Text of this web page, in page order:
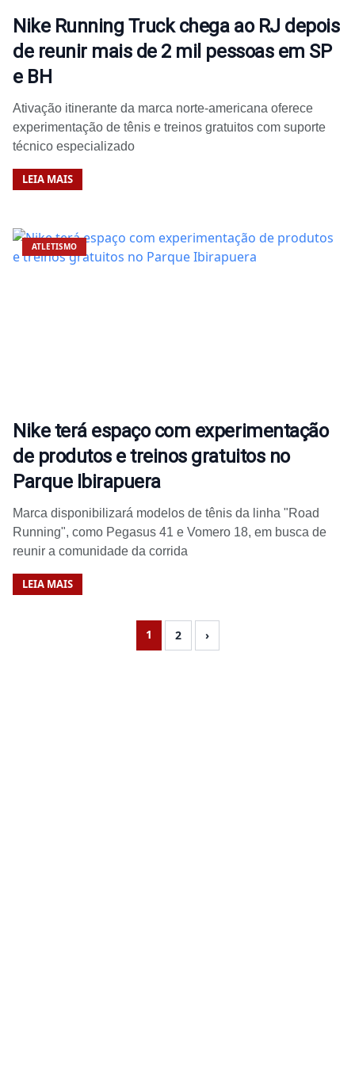
Nike Running Truck chega ao RJ depois
de reunir mais de 2 mil pessoas em SP
e BH
Ativação itinerante da marca norte-americana oferece
experimentação de tênis e treinos gratuitos com suporte
técnico especializado
LEIA MAIS
ATLETISMO
Nike terá espaço com experimentação
de produtos e treinos gratuitos no
Parque Ibirapuera
Marca disponibilizará modelos de tênis da linha "Road
Running", como Pegasus 41 e Vomero 18, em busca de
reunir a comunidade da corrida
LEIA MAIS
1 2 ›